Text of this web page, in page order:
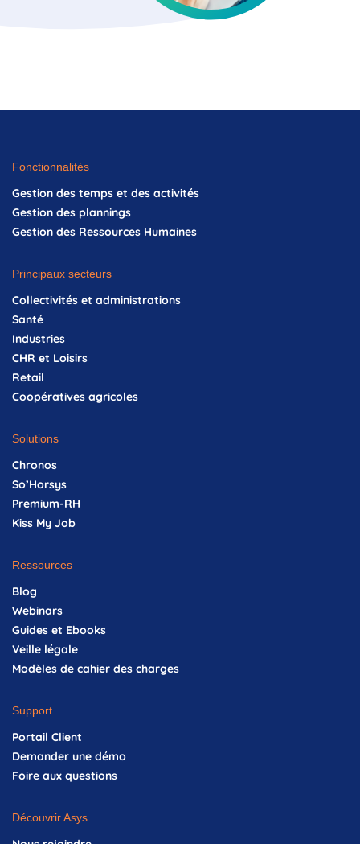
Fonctionnalités
Gestion des temps et des activités
Gestion des plannings
Gestion des Ressources Humaines
Principaux secteurs
Collectivités et administrations
Santé
Industries
CHR et Loisirs
Retail
Coopératives agricoles
Solutions
Chronos
So’Horsys
Premium-RH
Kiss My Job
Ressources
Blog
Webinars
Guides et Ebooks
Veille légale
Modèles de cahier des charges
Support
Portail Client
Demander une démo
Foire aux questions
Découvrir Asys